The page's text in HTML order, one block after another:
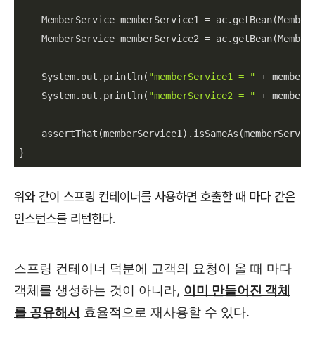
MemberService memberService1 =
MemberService memberService2 =
    System.out.println(
"memberService1 = " +
    System.out.println(
"memberService2 = " +
}
위와 같이 스프링 컨테이너를 사용하면 호출할 때 마다 같은
인스턴스를 리턴한다.
스프링 컨테이너 덕분에 고객의 요청이 올 때 마다
객체를 생성하는 것이 아니라, 이미 만들어진 객체
를 공유해서 효율적으로 재사용할 수 있다.